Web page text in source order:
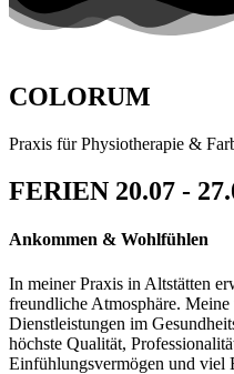
COLORUM
Praxis für Physiotherapie &
FERIEN 20.07 -
Ankommen & Wohlfühlen
In meiner Praxis in Altstätten
freundliche Atmosphäre.
Dienstleistungen im
höchste Qualität,
Einfühlungsvermögen und viel